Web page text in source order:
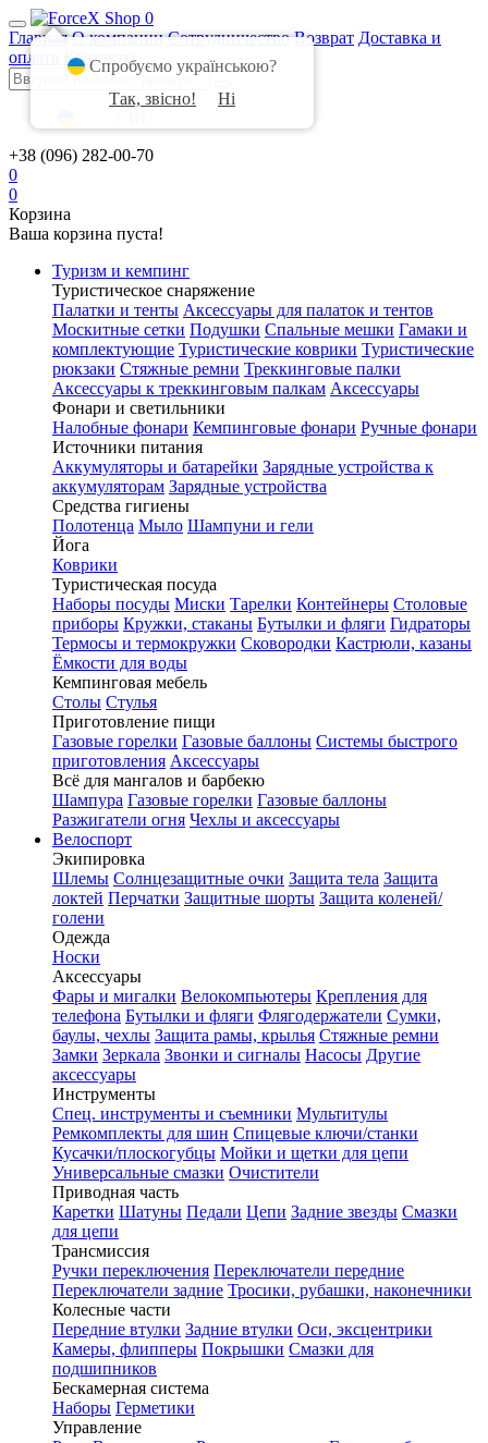
0
Главная О компании Сотрудничество Возврат Доставка и
оплата
Контакты
+38 (096) 282-00-70
0
0
Корзина
Ваша корзина пуста!
Туризм и кемпинг
Туристическое снаряжение
Палатки и тенты Аксессуары для палаток и тентов
Москитные сетки Подушки Спальные мешки Гамаки и
комплектующие Туристические коврики Туристические
рюкзаки Стяжные ремни Треккинговые палки
Аксессуары к треккинговым палкам Аксессуары
Фонари и светильники
Налобные фонари Кемпинговые фонари Ручные фонари
Источники питания
Аккумуляторы и батарейки Зарядные устройства к
аккумуляторам Зарядные устройства
Средства гигиены
Полотенца Мыло Шампуни и гели
Йога
Коврики
Туристическая посуда
Наборы посуды Миски Тарелки Контейнеры Столовые
приборы Кружки, стаканы Бутылки и фляги Гидраторы
Термосы и термокружки Сковородки Кастрюли, казаны
Ёмкости для воды
Кемпинговая мебель
Столы Стулья
Приготовление пищи
Газовые горелки Газовые баллоны Системы быстрого
приготовления Аксессуары
Всё для мангалов и барбекю
Шампура Газовые горелки Газовые баллоны
Разжигатели огня Чехлы и аксессуары
Велоспорт
Экипировка
Шлемы Солнцезащитные очки Защита тела Защита
локтей Перчатки Защитные шорты Защита коленей/
голени
Одежда
Носки
Аксессуары
Фары и мигалки Велокомпьютеры Крепления для
телефона Бутылки и фляги Флягодержатели Сумки,
баулы, чехлы Защита рамы, крылья Стяжные ремни
Замки Зеркала Звонки и сигналы Насосы Другие
аксессуары
Инструменты
Спец. инструменты и съемники Мультитулы
Ремкомплекты для шин Спицевые ключи/станки
Кусачки/плоскогубцы Мойки и щетки для цепи
Универсальные смазки Очистители
Приводная часть
Каретки Шатуны Педали Цепи Задние звезды Смазки
для цепи
Трансмиссия
Ручки переключения Переключатели передние
Переключатели задние Тросики, рубашки, наконечники
Колесные части
Передние втулки Задние втулки Оси, эксцентрики
Камеры, флипперы Покрышки Смазки для
подшипников
Бескамерная система
Наборы Герметики
Управление
Спробуємо українською?
Так, звісно!
Ні